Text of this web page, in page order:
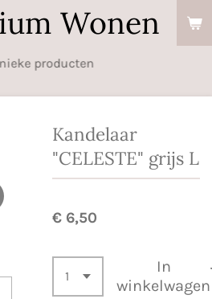
Wonen
producten
Kandelaar
"CELESTE" grijs L
€ 6,50
In
winkelwagen